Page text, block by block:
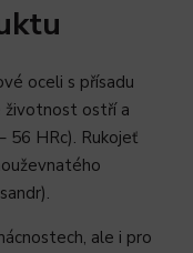
oceli s přísadu
životnost ostří a
56 HRc). Rukojeť
ale i pro